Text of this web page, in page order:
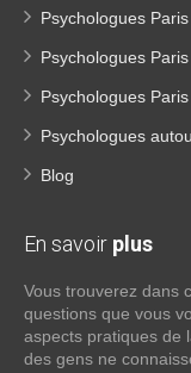
Psychologues
Psychologues
Psychologues
Psychologues
Blog
En savoir plus
Vous trouverez dans
questions que vous
aspects pratiques de
des gens ne